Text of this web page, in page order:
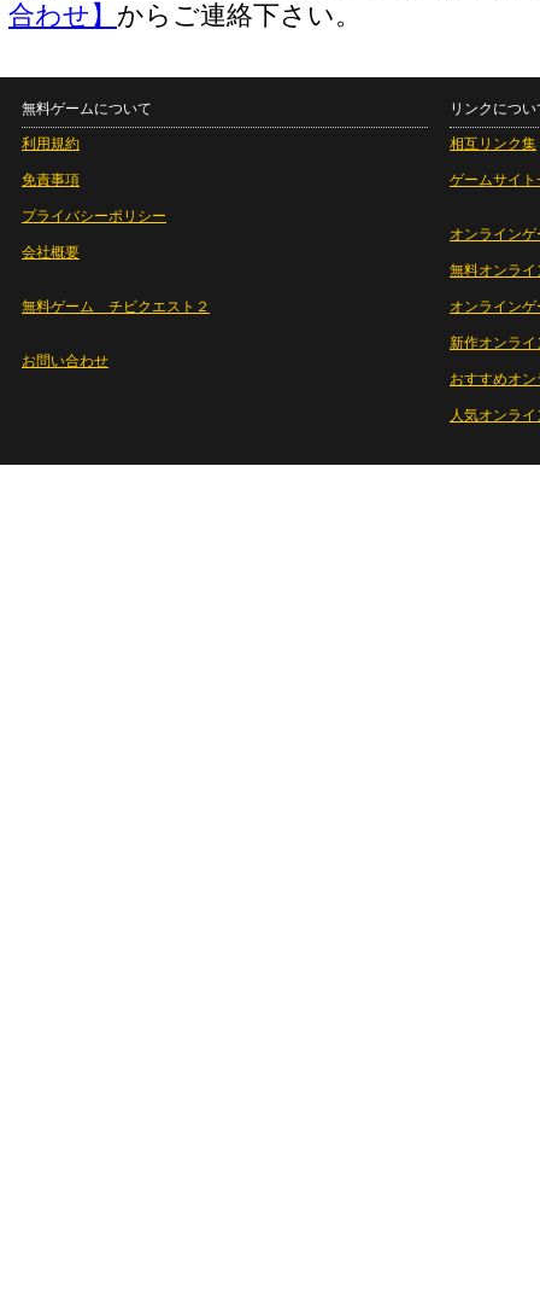
合わせ】 からご連絡下さい。
無料ゲームについて
利用規約
免責事項
プライバシーポリシー
会社概要
無料ゲーム チビクエスト２
お問い合わせ
リンクについ
相互リンク集
ゲームサイト
オンラインゲ
無料オンライ
オンライン
新作オンライ
おすすめオ
人気オンラ